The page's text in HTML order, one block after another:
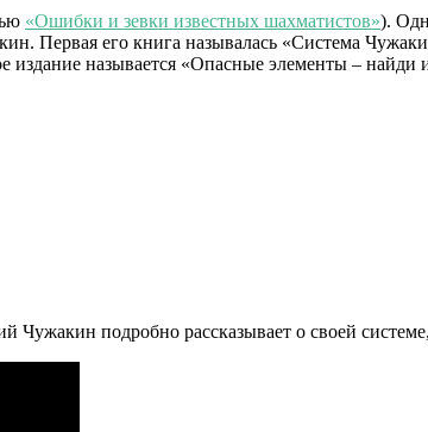
«Ошибки и зевки известных шахматистов»).
Первая его книга называлась «Система
издание называется «Опасные элементы – найди
подробно рассказывает о своей